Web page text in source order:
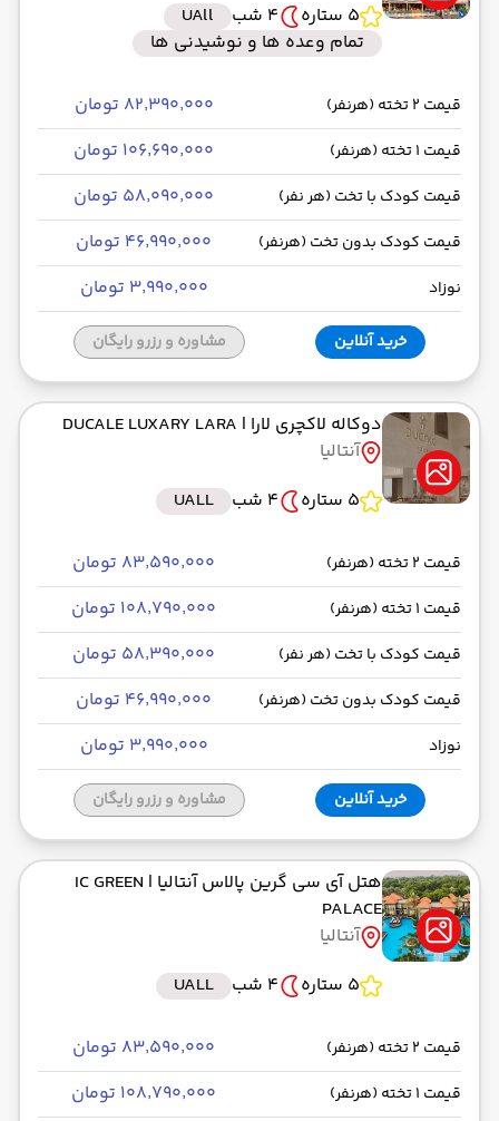
5 ستاره
4 شب
UAll
تمام وعده ها و نوشیدنی ها
قیمت 2 تخته (هرنفر) ۸۲٬۳۹۰٬۰۰۰ تومان
قیمت 1 تخته (هرنفر) ۱۰۶٬۶۹۰٬۰۰۰ تومان
قیمت کودک با تخت (هر نفر) ۵۸٬۰۹۰٬۰۰۰ تومان
قیمت کودک بدون تخت (هرنفر) ۴۶٬۹۹۰٬۰۰۰ تومان
نوزاد ۳٬۹۹۰٬۰۰۰ تومان
خرید آنلاین مشاوره و رزرو رایگان
دوکاله لاکچری لارا | DUCALE LUXARY LARA
آنتالیا
5 ستاره
4 شب UALL
قیمت 2 تخته (هرنفر) ۸۳٬۵۹۰٬۰۰۰ تومان
قیمت 1 تخته (هرنفر) ۱۰۸٬۷۹۰٬۰۰۰ تومان
قیمت کودک با تخت (هر نفر) ۵۸٬۳۹۰٬۰۰۰ تومان
قیمت کودک بدون تخت (هرنفر) ۴۶٬۹۹۰٬۰۰۰ تومان
نوزاد ۳٬۹۹۰٬۰۰۰ تومان
خرید آنلاین مشاوره و رزرو رایگان
هتل آی سی گرین پالاس آنتالیا | IC GREEN
PALACE
آنتالیا
5 ستاره
4 شب UALL
قیمت 2 تخته (هرنفر) ۸۳٬۵۹۰٬۰۰۰ تومان
قیمت 1 تخته (هرنفر) ۱۰۸٬۷۹۰٬۰۰۰ تومان